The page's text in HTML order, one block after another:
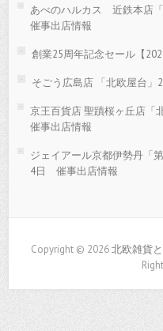
あべのハルカス 近鉄本店
催事出店情報
創業25周年記念セール【
そごう広島店 「北欧屋台
京王百貨店 聖蹟桜ヶ丘店「
催事出店情報
ジェイアール京都伊勢丹「
4日 催事出店情報
Copyright © 2026北欧雑貨